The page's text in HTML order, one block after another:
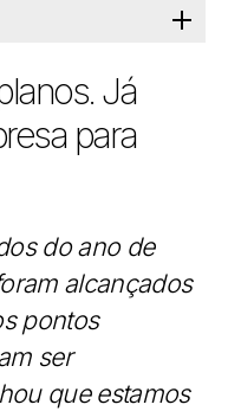
Já
para
do ano de
alcançados
pontos
ser
que estamos